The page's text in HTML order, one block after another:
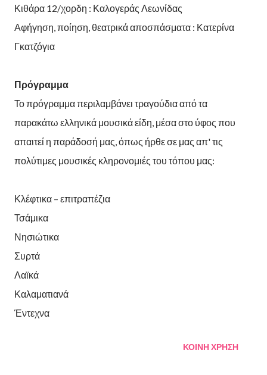
Κιθάρα 12/χορδη : Καλογεράς Λεωνίδας
Αφήγηση, ποίηση, θεατρικά αποσπάσματα : Κατερίνα
Γκατζόγια
Πρόγραμμα
Το πρόγραμμα περιλαμβάνει τραγούδια από τα
παρακάτω ελληνικά μουσικά είδη, μέσα στο ύφος που
απαιτεί η παράδοσή μας, όπως ήρθε σε μας απ' τις
πολύτιμες μουσικές κληρονομιές του τόπου μας:
Κλέφτικα – επιτραπέζια
Τσάμικα
Νησιώτικα
Συρτά
Λαϊκά
Καλαματιανά
Έντεχνα
ΚΟΙΝΉ ΧΡΉΣΗ